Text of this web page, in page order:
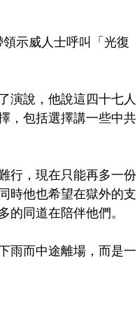
示威人士呼叫「光復
演說，他說這四十七人
，包括選擇講一些中共
行，現在只能再多一份
時他也希望在獄外的支
同道在陪伴他們。
雨而中途離場，而是一